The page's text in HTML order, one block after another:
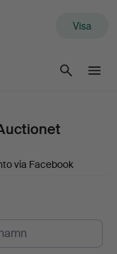
Visa
via Facebook